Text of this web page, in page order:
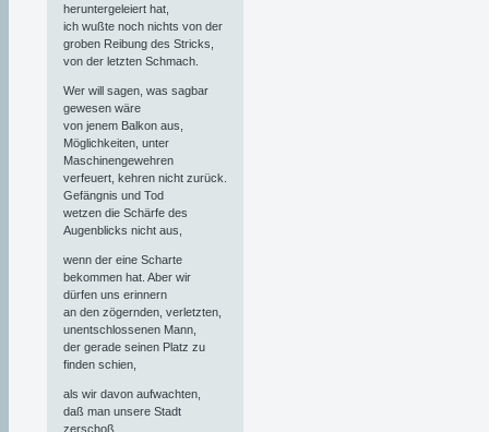
heruntergeleiert hat,
ich wußte noch nichts von der
groben Reibung des Stricks,
von der letzten Schmach.
Wer will sagen, was sagbar
gewesen wäre
von jenem Balkon aus,
Möglichkeiten, unter
Maschinengewehren
verfeuert, kehren nicht zurück.
Gefängnis und Tod
wetzen die Schärfe des
Augenblicks nicht aus,
wenn der eine Scharte
bekommen hat. Aber wir
dürfen uns erinnern
an den zögernden, verletzten,
unentschlossenen Mann,
der gerade seinen Platz zu
finden schien,
als wir davon aufwachten,
daß man unsere Stadt
zerschoß.